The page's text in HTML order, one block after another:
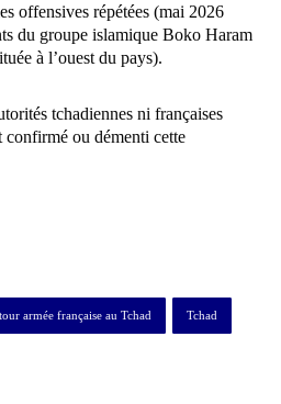
offensives ​répétées (mai 2026
du groupe islamique Boko Haram
à l’ouest du pays)​.
tchadiennes ni françaises
ou démenti cette
armée française au Tchad Tchad